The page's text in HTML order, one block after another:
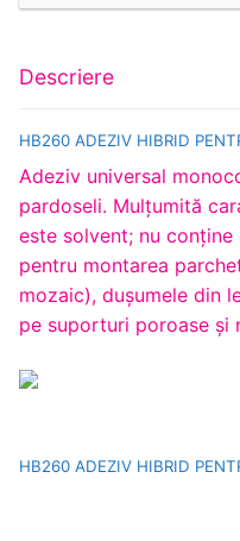
Descriere
HB260 ADEZIV HIBRID
Adeziv universal
pardoseli. Mulţumită
este solvent; nu
pentru montarea
mozaic), duşumele din
pe suporturi poroase şi
HB260 ADEZIV HIBRID